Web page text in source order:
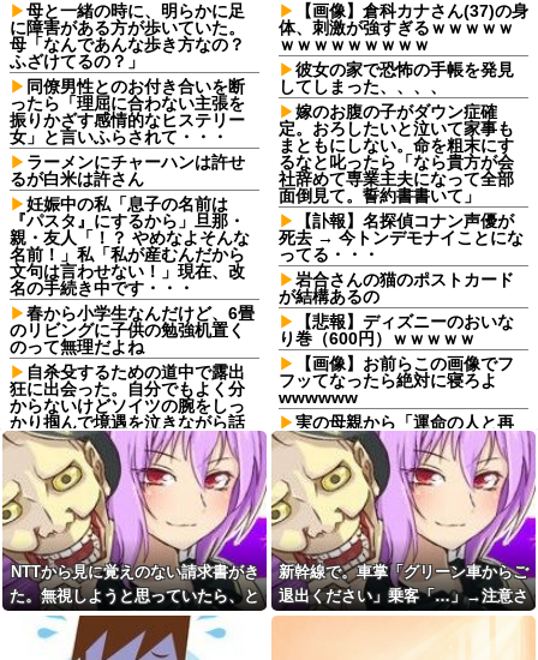
母と一緒の時に、明らかに足
に障害がある方が歩いていた。
母「なんであんな歩き方なの？
ふざけてるの？」
同僚男性とのお付き合いを断
ったら「理屈に合わない主張を
振りかざす感情的なヒステリー
女」と言いふらされて・・・
ラーメンにチャーハンは許せ
るが白米は許さん
妊娠中の私「息子の名前は
『パスタ』にするから」旦那・
親・友人「！？ やめなよそんな
名前！」私「私が産むんだから
文句は言わせない！」現在、改
名の手続き中です・・・
春から小学生なんだけど、6畳
のリビングに子供の勉強机置く
のって無理だよね
自杀殳するための道中で露出
狂に出会った。自分でもよく分
からないけどソイツの腕をしっ
かり掴んで境遇を泣きながら話
した。すると露出狂は…
コトメ「あなたには無理でし
ょ？」私「できますけど？」→
何も知らない前提で話しかけて
くるコトメが止まらず…
彼氏から突然振られた。理由
を聞くと「生ハムチーズクレー
プ食べたから」と言われて…
転勤がなくて家から近くて仕
事も楽そうだけど一人暮らしす
るチャンスを逃してずっと実家
暮らしになりそう
【画像】倉科カナさん(37)の身
体、刺激が強すぎるｗｗｗｗｗ
ｗｗｗｗｗｗｗｗｗ
彼女の家で恐怖の手帳を発見
してしまった、、、、
嫁のお腹の子がダウン症確
定。おろしたいと泣いて家事も
まともにしない。命を粗末にす
るなと叱ったら「なら貴方が会
社辞めて専業主夫になって全部
面倒見て。誓約書書いて」
【訃報】名探偵コナン声優が
死去 → 今トンデモナイことにな
ってる・・・
岩合さんの猫のポストカード
が結構あるの
【悲報】ディズニーのおいな
り巻（600円）ｗｗｗｗｗ
【画像】お前らこの画像でフ
フッてなったら絶対に寝ろよ
wwwwww
実の母親から「運命の人と再
会した、子供が成人したら離婚
する」とか告白されてマジで引
いたんだが！なんやかんや理由
つけて子供4人も作っておいて未
成年の子供に言う話かよ！
取引先の接待で彼氏が突然
「ミスタァァアァァァァアアア
アァァ、ムンラァァァイ！」
切迫流産で自宅安静の私…な
のに義弟が「シャワー貸して」
「泊めて」と嫌がらせレベルの
NTTから見に覚えのない請求書がき
た。無視しようと思っていたら、と
んでもない事実が判明して…
新幹線で。車掌「グリーン車からご
退出ください」乗客「…」→注意さ
れても動かない乗客を見ていたら、
その直後まさかの展開に…